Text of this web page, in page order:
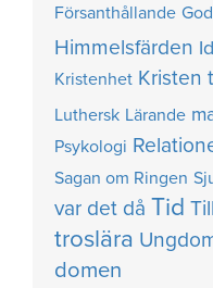
Försanthållande God
Himmelsfärden
Kristenhet Kristen
Luthersk Lärande
Psykologi
Sagan om Ringen
var det då Tid
troslära
domen